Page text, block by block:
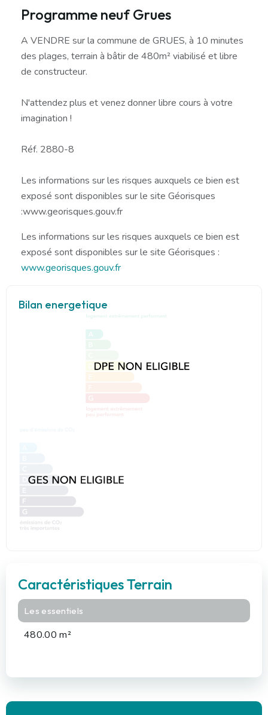
Programme neuf Grues
A VENDRE sur la commune de GRUES, à 10 minutes
des plages, terrain à bâtir de 480m² viabilisé et libre
de constructeur.
N'attendez plus et venez donner libre cours à votre
imagination !
Réf. 2880-8
Les informations sur les risques auxquels ce bien est
exposé sont disponibles sur le site Géorisques
:www.georisques.gouv.fr
Les informations sur les risques auxquels ce bien est
exposé sont disponibles sur le site Géorisques :
www.georisques.gouv.fr
Bilan energetique
Caractéristiques Terrain
Les essentiels
480.00 m²